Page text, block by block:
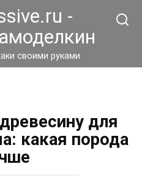
-
своими руками
для
какая порода